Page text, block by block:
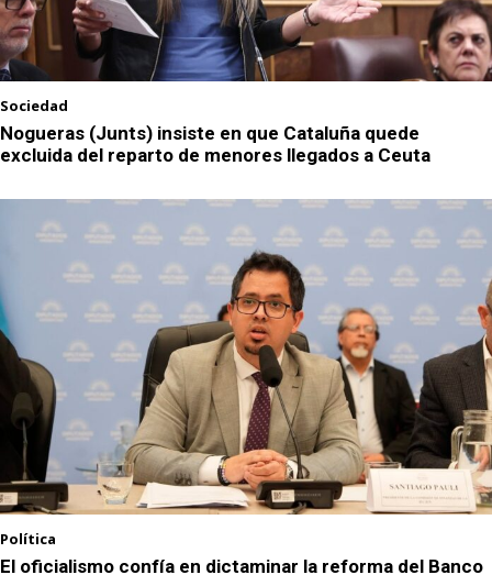
Sociedad
Nogueras (Junts) insiste en que Cataluña quede
excluida del reparto de menores llegados a Ceuta
Política
El oficialismo confía en dictaminar la reforma del Banco